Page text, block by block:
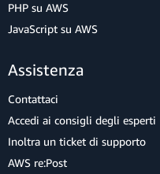
PHP su AWS
JavaScript su AWS
Assistenza
Contattaci
Accedi ai consigli degli esperti
Inoltra un ticket di supporto
AWS re:Post